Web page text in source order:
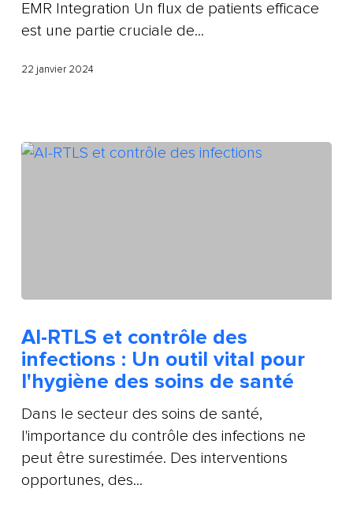
EMR Integration Un flux de patients efficace
est une partie cruciale de...
22 janvier 2024
AI-RTLS et contrôle des
infections : Un outil vital pour
l'hygiène des soins de santé
Dans le secteur des soins de santé,
l'importance du contrôle des infections ne
peut être surestimée. Des interventions
opportunes, des...